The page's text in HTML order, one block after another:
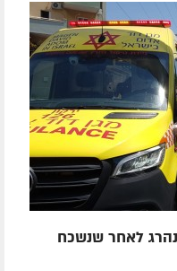
טרגדיה נוראית: ילד חב"די בן 5 נהרג לאחר שנשכח